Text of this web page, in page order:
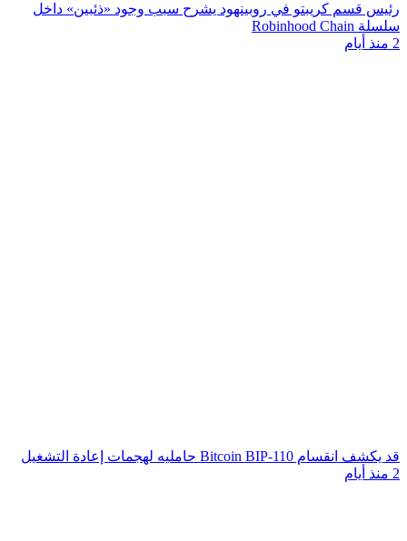
رئيس قسم كريبتو في روبينهود يشرح سبب وجود «ذئبين» داخل
سلسلة Robinhood Chain
2 منذ أيام
قد يكشف انقسام Bitcoin BIP-110 حامليه لهجمات إعادة التشغيل
2 منذ أيام